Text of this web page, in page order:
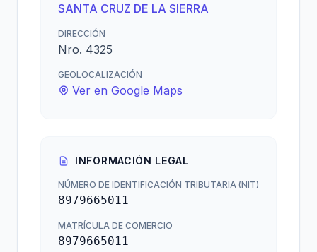
SANTA CRUZ DE LA SIERRA
DIRECCIÓN
Nro. 4325
GEOLOCALIZACIÓN
Ver en Google Maps
INFORMACIÓN LEGAL
NÚMERO DE IDENTIFICACIÓN TRIBUTARIA (NIT)
8979665011
MATRÍCULA DE COMERCIO
8979665011